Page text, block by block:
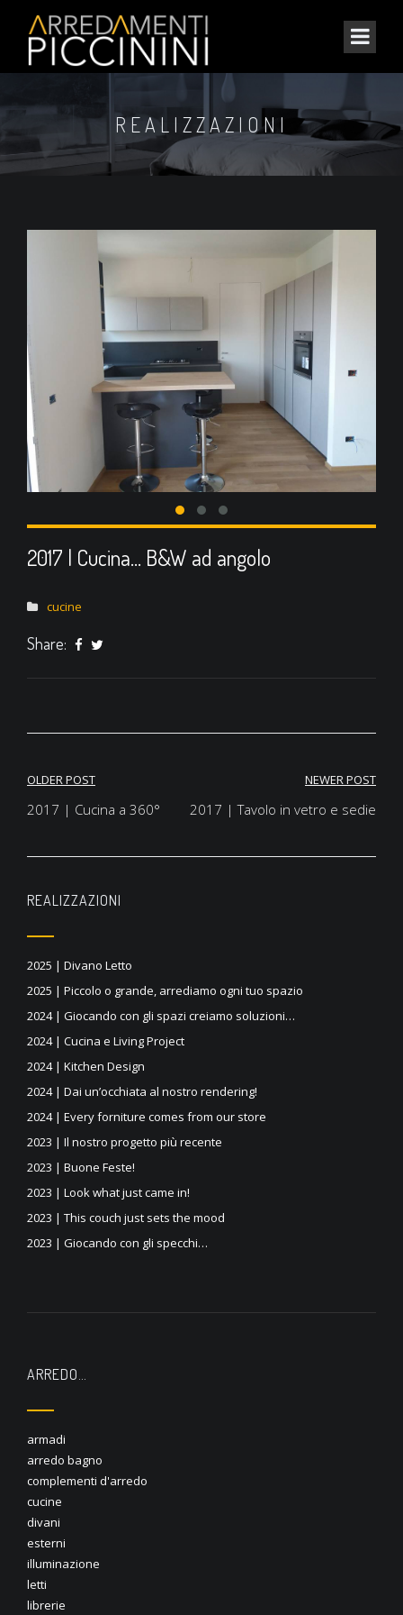
REALIZZAZIONI
2017 | Cucina… B&W ad angolo
cucine
Share:
Navigazione
OLDER POST
2017 | Cucina a 360°
NEWER POST
2017 | Tavolo in vetro e sedie
REALIZZAZIONI
2025 | Divano Letto
2025 | Piccolo o grande, arrediamo ogni tuo spazio
2024 | Giocando con gli spazi creiamo soluzioni…
2024 | Cucina e Living Project
2024 | Kitchen Design
2024 | Dai un’occhiata al nostro rendering!
2024 | Every forniture comes from our store
2023 | Il nostro progetto più recente
2023 | Buone Feste!
2023 | Look what just came in!
2023 | This couch just sets the mood
2023 | Giocando con gli specchi…
ARREDO…
armadi
arredo bagno
complementi d'arredo
cucine
divani
esterni
illuminazione
letti
librerie